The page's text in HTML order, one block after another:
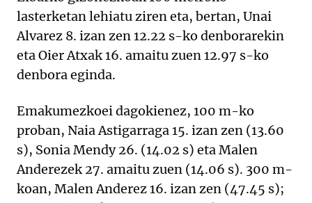
lasterketan lehiatu ziren eta, bertan, Unai
Alvarez 8. izan zen 12.22 s-ko denborarekin
eta Oier Atxak 16. amaitu zuen 12.97 s-ko
denbora eginda.
Emakumezkoei dagokienez, 100 m-ko
proban, Naia Astigarraga 15. izan zen (13.60
s), Sonia Mendy 26. (14.02 s) eta Malen
Anderezek 27. amaitu zuen (14.06 s). 300 m-
koan, Malen Anderez 16. izan zen (47.45 s);